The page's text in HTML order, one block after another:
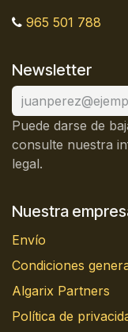
965 501 788
Newsletter
Puede darse de
consulte nuestra
legal.
Nuestra
Envío
Condiciones
Algarix Partners
Política de